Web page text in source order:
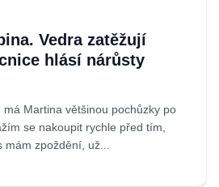
Vedra zatěžují
hlásí nárůsty
Martina většinou pochůzky po
se nakoupit rychle před tím,
mám zpoždění, už...